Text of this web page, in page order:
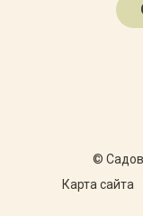
©
Карта сайта